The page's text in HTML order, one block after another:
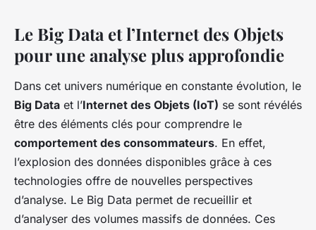
Le Big Data et l’Internet des Objets
pour une analyse plus approfondie
Dans cet univers numérique en constante évolution, le
Big Data et l’Internet des Objets (IoT) se sont révélés
être des éléments clés pour comprendre le
comportement des consommateurs. En effet,
l’explosion des données disponibles grâce à ces
technologies offre de nouvelles perspectives
d’analyse. Le Big Data permet de recueillir et
d’analyser des volumes massifs de données. Ces